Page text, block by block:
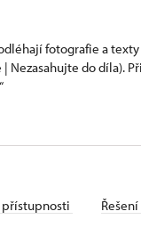
fotografie a texty
do díla).
přístupnosti